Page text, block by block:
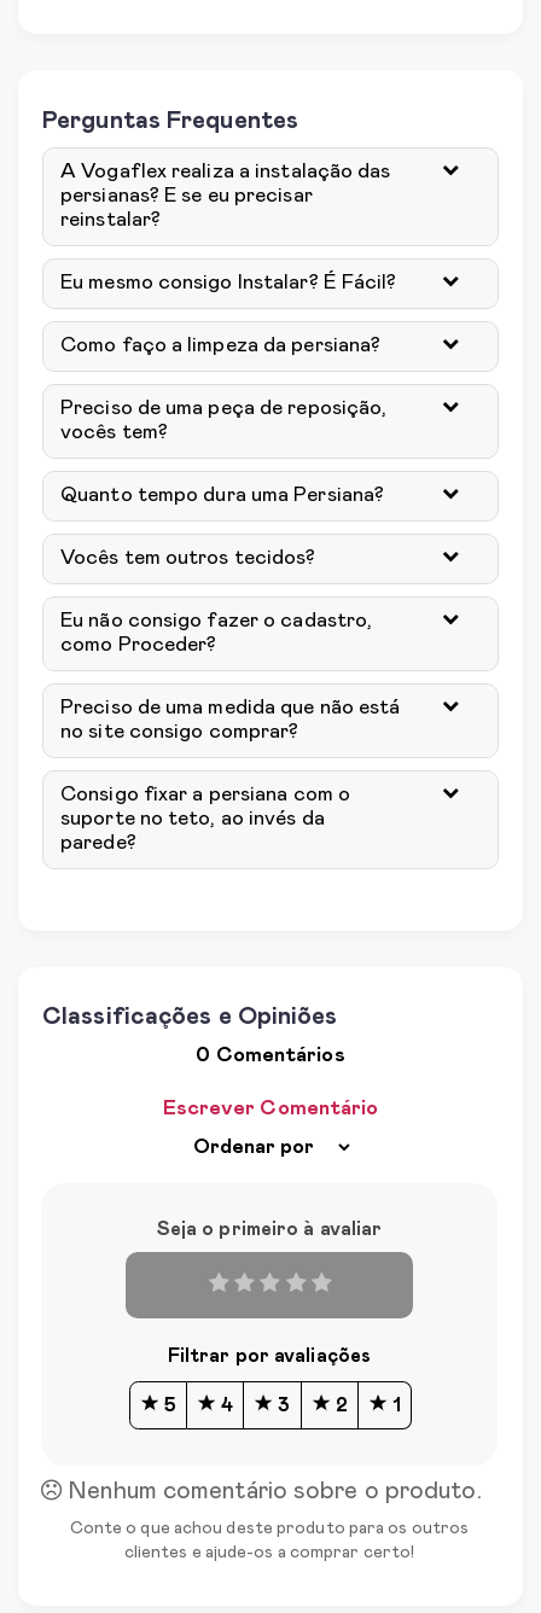
Perguntas Frequentes
A Vogaflex realiza a instalação das
persianas? E se eu precisar
reinstalar?
Eu mesmo consigo Instalar? É Fácil?
Como faço a limpeza da persiana?
Preciso de uma peça de reposição,
vocês tem?
Quanto tempo dura uma Persiana?
Vocês tem outros tecidos?
Eu não consigo fazer o cadastro,
como Proceder?
Preciso de uma medida que não está
no site consigo comprar?
Consigo fixar a persiana com o
suporte no teto, ao invés da
parede?
Classificações e Opiniões
0 Comentários
Escrever Comentário
Seja o primeiro à avaliar
Filtrar por avaliações
5 4 3 2 1
Nenhum comentário sobre o produto.
Conte o que achou deste produto para os outros
clientes e ajude-os a comprar certo!